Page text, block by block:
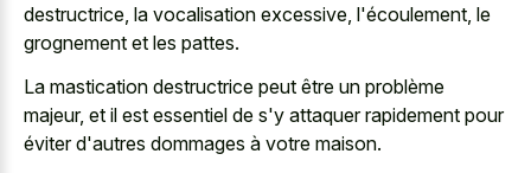
destructrice, la vocalisation excessive, l'écoulement, le
grognement et les pattes.
La mastication destructrice peut être un problème
majeur, et il est essentiel de s'y attaquer rapidement pour
éviter d'autres dommages à votre maison.